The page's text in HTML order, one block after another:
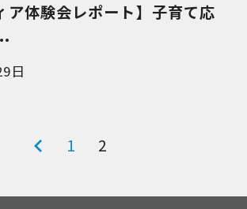
ア体験会レポート】子育て応
日
前
ペ
1 2